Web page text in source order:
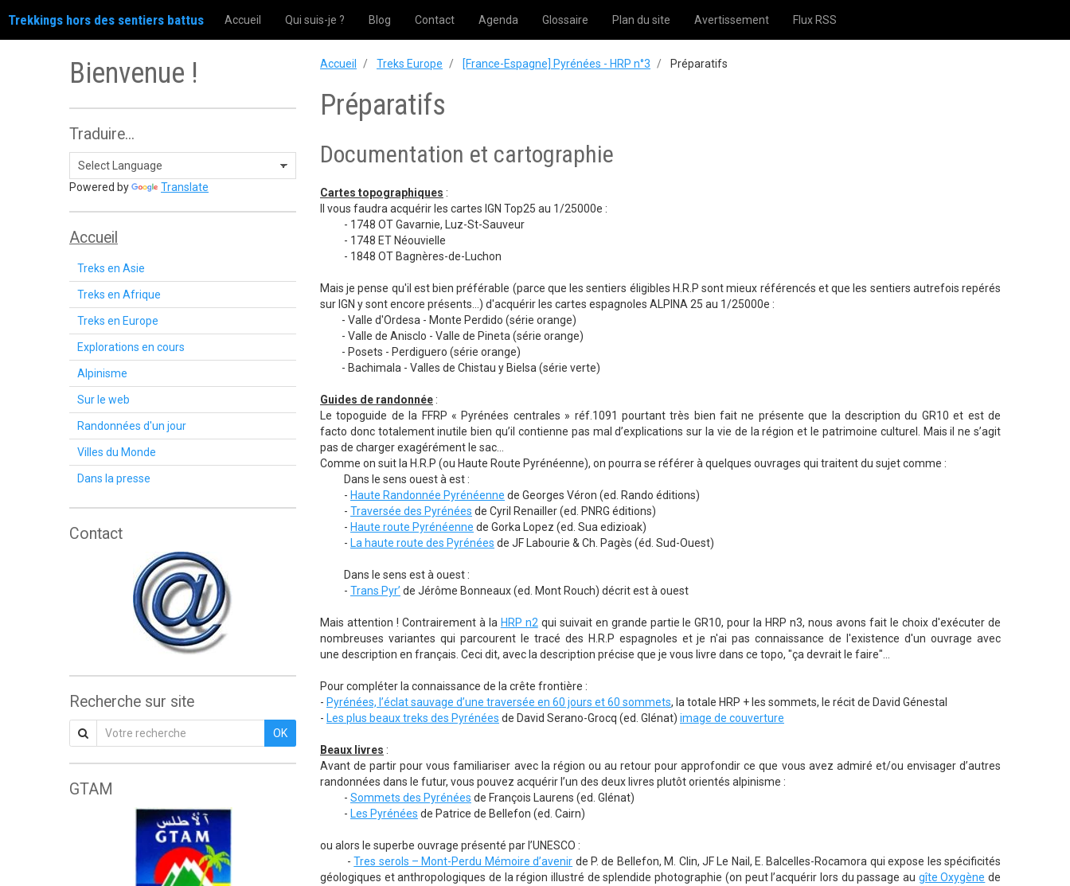
Trekkings hors des sentiers battus Accueil Qui suis-je ? Blog Contact Agenda Glossaire Plan du site Avertissement Flux RSS
Accueil Treks Europe [France-Espagne] Pyrénées - HRP n°3 Préparatifs
Préparatifs
Documentation et cartographie
Cartes topographiques :
Il vous faudra acquérir les cartes IGN Top25 au 1/25000e :
- 1748 OT Gavarnie, Luz-St-Sauveur
- 1748 ET Néouvielle
- 1848 OT Bagnères-de-Luchon
Mais je pense qu'il est bien préférable (parce que les sentiers éligibles H.R.P sont mieux référencés et que les sentiers autrefois repérés
sur IGN y sont encore présents...) d'acquérir les cartes espagnoles ALPINA 25 au 1/25000e :
- Valle d'Ordesa - Monte Perdido (série orange)
- Valle de Anisclo - Valle de Pineta (série orange)
- Posets - Perdiguero (série orange)
- Bachimala - Valles de Chistau y Bielsa (série verte)
Guides de randonnée :
Le topoguide de la FFRP « Pyrénées centrales » réf.1091 pourtant très bien fait ne présente que la description du GR10 et est de
facto donc totalement inutile bien qu’il contienne pas mal d’explications sur la vie de la région et le patrimoine culturel. Mais il ne s’agit
pas de charger exagérément le sac...
Comme on suit la H.R.P (ou Haute Route Pyrénéenne), on pourra se référer à quelques ouvrages qui traitent du sujet comme :
Dans le sens ouest à est :
- Haute Randonnée Pyrénéenne de Georges Véron (ed. Rando éditions)
- Traversée des Pyrénées de Cyril Renailler (ed. PNRG éditions)
- Haute route Pyrénéenne de Gorka Lopez (ed. Sua edizioak)
- La haute route des Pyrénées de JF Labourie & Ch. Pagès (éd. Sud-Ouest)
Dans le sens est à ouest :
- Trans Pyr’ de Jérôme Bonneaux (ed. Mont Rouch) décrit est à ouest
Mais attention ! Contrairement à la HRP n2 qui suivait en grande partie le GR10, pour la HRP n3, nous avons fait le choix d'exécuter de
nombreuses variantes qui parcourent le tracé des H.R.P espagnoles et je n'ai pas connaissance de l'existence d'un ouvrage avec
une description en français. Ceci dit, avec la description précise que je vous livre dans ce topo, "ça devrait le faire"...
Pour compléter la connaissance de la crête frontière :
- Pyrénées, l’éclat sauvage d’une traversée en 60 jours et 60 sommets, la totale HRP + les sommets, le récit de David Génestal
- Les plus beaux treks des Pyrénées de David Serano-Grocq (ed. Glénat) image de couverture
Beaux livres :
Avant de partir pour vous familiariser avec la région ou au retour pour approfondir ce que vous avez admiré et/ou envisager d’autres
randonnées dans le futur, vous pouvez acquérir l’un des deux livres plutôt orientés alpinisme :
- Sommets des Pyrénées de François Laurens (ed. Glénat)
- Les Pyrénées de Patrice de Bellefon (ed. Cairn)
ou alors le superbe ouvrage présenté par l’UNESCO :
-Tres serols – Mont-Perdu Mémoire d’avenir de P. de Bellefon, M. Clin, JF Le Nail, E. Balcelles-Rocamora qui expose les spécificités
géologiques et anthropologiques de la région illustré de splendide photographie (on peut l’acquérir lors du passage au gîte Oxygène de
Bienvenue !
Traduire...
Powered by Translate
Accueil
Treks en Asie
Treks en Afrique
Treks en Europe
Explorations en cours
Alpinisme
Sur le web
Randonnées d'un jour
Villes du Monde
Dans la presse
Contact
Recherche sur site
OK
GTAM